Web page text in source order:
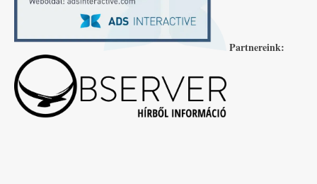
Partnereink: